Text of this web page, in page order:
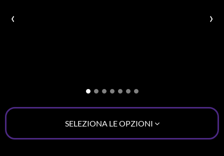
‹ ›
SELEZIONA LE OPZIONI